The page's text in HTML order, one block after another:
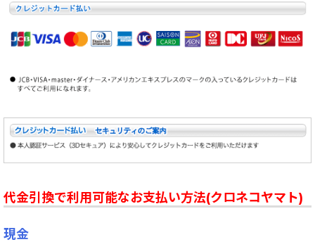
代金引換で利用可能なお支払い方法(クロネコヤマト)
現金